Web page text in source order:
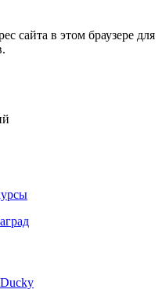
сайта в этом браузере для